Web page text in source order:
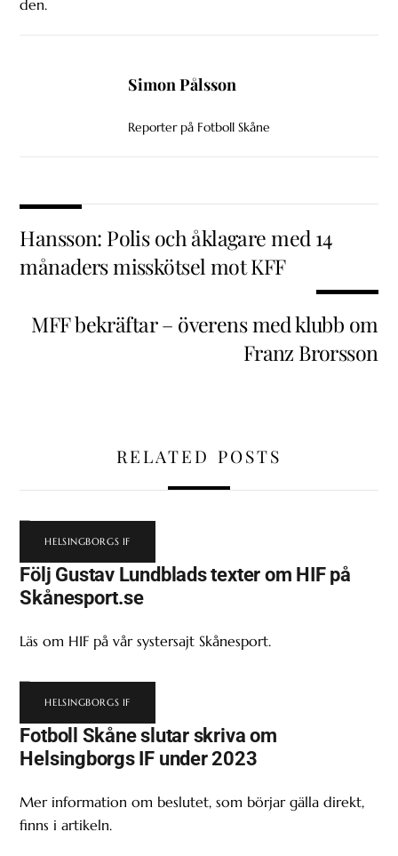
den.
Simon Pålsson
Reporter på Fotboll Skåne
Hansson: Polis och åklagare med 14
månaders misskötsel mot KFF
MFF bekräftar – överens med klubb om
Franz Brorsson
RELATED POSTS
HELSINGBORGS IF
Följ Gustav Lundblads texter om HIF på
Skånesport.se
Läs om HIF på vår systersajt Skånesport.
HELSINGBORGS IF
Fotboll Skåne slutar skriva om
Helsingborgs IF under 2023
Mer information om beslutet, som börjar gälla direkt,
finns i artikeln.